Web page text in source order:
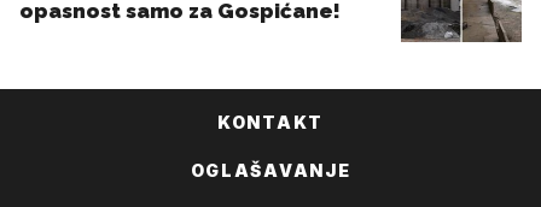
KONTAKT
OGLAŠAVANJE